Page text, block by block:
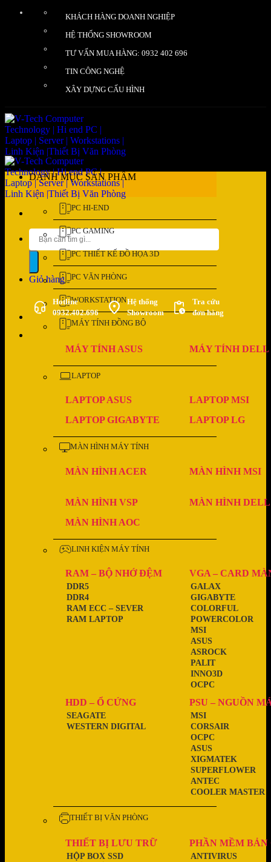
KHÁCH HÀNG DOANH NGHIỆP
HỆ THỐNG SHOWROOM
TƯ VẤN MUA HÀNG: 0932 402 696
TIN CÔNG NGHỆ
XÂY DỰNG CẤU HÌNH
Tìm
kiếm:
Giỏ hàng
Hotline
0932.402.696
Hệ thống
Showroom
Tra cứu
đơn hàng
DANH MỤC SẢN PHẨM
PC HI-END
PC GAMING
PC THIẾT KẾ ĐỒ HỌA 3D
PC VĂN PHÒNG
WORKSTATION
MÁY TÍNH ĐỒNG BỘ
MÁY TÍNH ASUS MÁY TÍNH DELL
LAPTOP
LAPTOP ASUS
LAPTOP MSI
LAPTOP GIGABYTE
LAPTOP LG
MÀN HÌNH MÁY TÍNH
MÀN HÌNH ACER MÀN HÌNH MSI
MÀN HÌNH VSP
MÀN HÌNH DELL
MÀN HÌNH AOC
LINH KIỆN MÁY TÍNH
RAM – BỘ NHỚ ĐỆM
RAM LAPTOP
RAM ECC – SEVER
DDR4
DDR5
VGA – CARD
OCPC
INNO3D
PALIT
ASROCK
ASUS
MSI
POWERCOLOR
COLORFUL
GIGABYTE
GALAX
HDD – Ổ CỨNG
WESTERN DIGITAL
SEAGATE
PSU – NGUỒN
COOLER MASTER
ANTEC
SUPERFLOWER
XIGMATEK
ASUS
OCPC
CORSAIR
MSI
THIẾT BỊ VĂN PHÒNG
THIẾT BỊ LƯU TRỮ
HỘP BOX SSD
PHẦN MỀM BẢN
ANTIVIRUS